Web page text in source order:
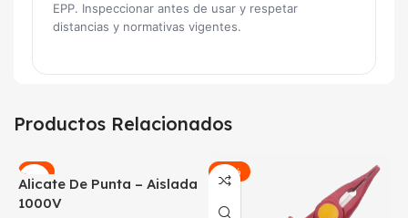
EPP. Inspeccionar antes de usar y respetar
distancias y normativas vigentes.
Productos Relacionados
-9%
Alicate De Punta – Aislada
1000V
-21%